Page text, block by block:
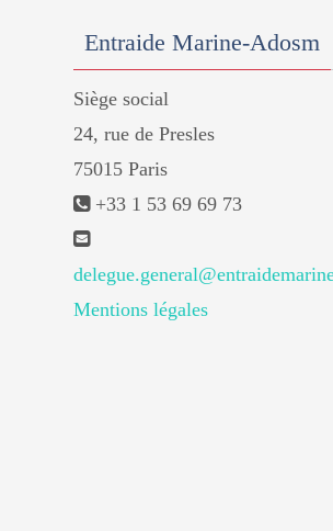
Entraide Marine-Adosm
Siège social
24, rue de Presles
75015 Paris
+33 1 53 69 69 73
Mentions légales